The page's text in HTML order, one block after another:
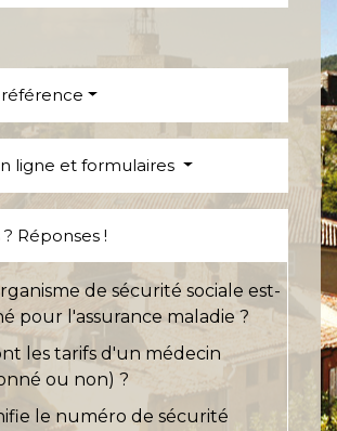
ligne et formulaires
Réponses !
de sécurité sociale est-
pour l'assurance maladie ?
les tarifs d'un médecin
ou non) ?
le numéro de sécurité